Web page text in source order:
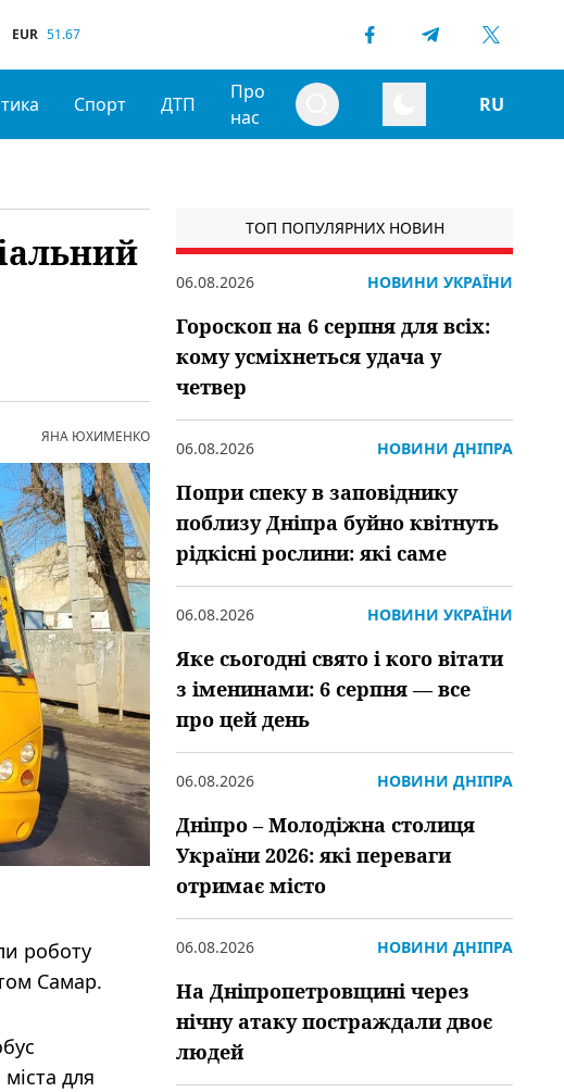
EUR 51.67
Спорт ДТП
Про
нас
RU
ЯНА ЮХИМЕНКО
роботу
Самар.
для
ТОП ПОПУЛЯРНИХ НОВИН
06.08.2026 НОВИНИ УКРАЇНИ
Гороскоп на 6 серпня для всіх:
кому усміхнеться удача у
четвер
06.08.2026 НОВИНИ ДНІПРА
Попри спеку в заповіднику
поблизу Дніпра буйно квітнуть
рідкісні рослини: які саме
06.08.2026 НОВИНИ УКРАЇНИ
Яке сьогодні свято і кого вітати
з іменинами: 6 серпня — все
про цей день
06.08.2026 НОВИНИ ДНІПРА
Дніпро – Молодіжна столиця
України 2026: які переваги
отримає місто
06.08.2026 НОВИНИ ДНІПРА
На Дніпропетровщині через
нічну атаку постраждали двоє
людей